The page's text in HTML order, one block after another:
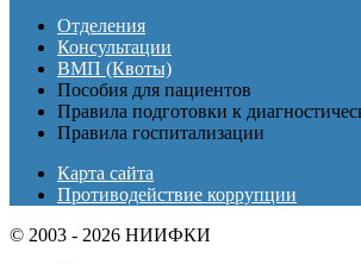
Отделения
Консультации
ВМП (Квоты)
Пособия для пациентов
Правила подготовки к
Правила госпитализации
Карта сайта
Противодействие коррупции
© 2003 - 2026 НИИФКИ